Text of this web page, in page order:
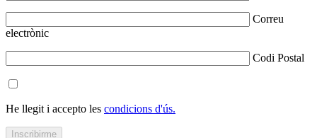
Correu
electrònic
Codi Postal
He llegit i accepto les condicions d'ús.